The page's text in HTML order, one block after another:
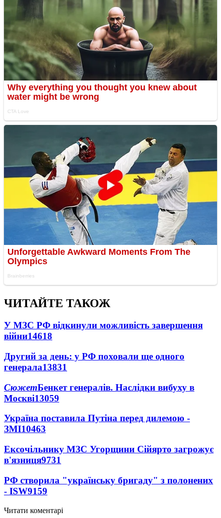
ЧИТАЙТЕ ТАКОЖ
У МЗС РФ відкинули можливість завершення
війни14618
Другий за день: у РФ поховали ще одного
генерала13831
СюжетБенкет генералів. Наслідки вибуху в
Москві13059
Україна поставила Путіна перед дилемою -
ЗМІ10463
Ексочільнику МЗС Угорщини Сійярто загрожує
в'язниця9731
РФ створила "українську бригаду" з полонених
- ISW9159
Читати коментарі